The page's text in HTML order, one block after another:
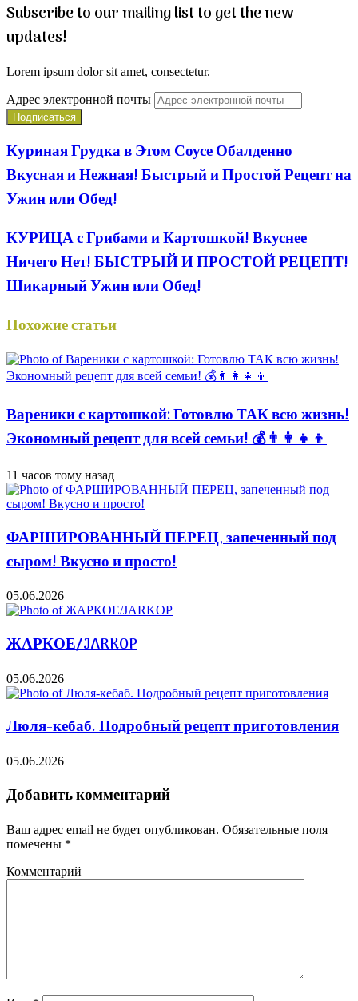
Subscribe to our mailing list to get the new
updates!
Lorem ipsum dolor sit amet, consectetur.
Адрес электронной почты
Куриная Грудка в Этом Соусе Обалденно
Вкусная и Нежная! Быстрый и Простой Рецепт на
Ужин или Обед!
КУРИЦА с Грибами и Картошкой! Вкуснее
Ничего Нет! БЫСТРЫЙ И ПРОСТОЙ РЕЦЕПТ!
Шикарный Ужин или Обед!
Похожие статьи
Вареники с картошкой: Готовлю ТАК всю жизнь!
Экономный рецепт для всей семьи! 💰👨👩👧👦
11 часов тому назад
ФАРШИРОВАННЫЙ ПЕРЕЦ, запеченный под
сыром! Вкусно и просто!
05.06.2026
ЖАРКОЕ/JARKOP
05.06.2026
Люля-кебаб. Подробный рецепт приготовления
05.06.2026
Добавить комментарий
Ваш адрес email не будет опубликован. Обязательные поля
помечены *
Комментарий